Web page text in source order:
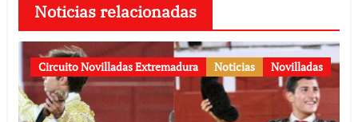
Noticias relacionadas
Circuito Novilladas Extremadura Noticias Novilladas